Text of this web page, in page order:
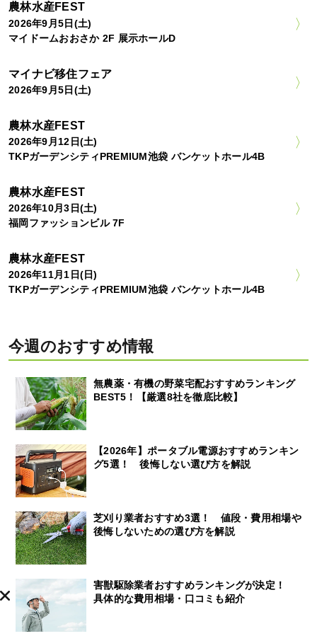
農林水産FEST
2026年9月5日(土)
マイドームおおさか 2F 展示ホールD
マイナビ移住フェア
2026年9月5日(土)
農林水産FEST
2026年9月12日(土)
TKPガーデンシティPREMIUM池袋 バンケットホール4B
農林水産FEST
2026年10月3日(土)
福岡ファッションビル 7F
農林水産FEST
2026年11月1日(日)
TKPガーデンシティPREMIUM池袋 バンケットホール4B
今週のおすすめ情報
無農薬・有機の野菜宅配おすすめランキング
BEST5！【厳選8社を徹底比較】
【2026年】ポータブル電源おすすめランキン
グ5選！ 後悔しない選び方を解説
芝刈り業者おすすめ3選！ 値段・費用相場や
後悔しないための選び方を解説
害獣駆除業者おすすめランキングが決定！
具体的な費用相場・口コミも紹介